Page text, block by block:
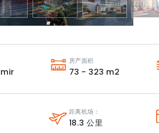
房产面积
73 - 323 m2
距离机场：
18.3 公里